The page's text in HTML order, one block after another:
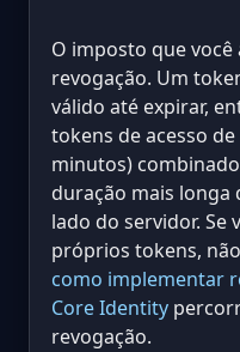
O imposto que você
revogação. Um
válido até expirar,
tokens de acesso
minutos)
duração mais longa
lado do servidor. Se
próprios tokens,
como implementar
Core Identity
revogação.